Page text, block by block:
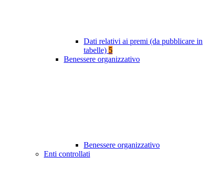
Dati relativi ai premi (da pubblicare in
tabelle) 5
Benessere organizzativo
Benessere organizzativo
Enti controllati